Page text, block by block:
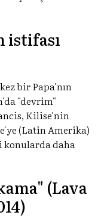
istifası
bir Papa'nın
"devrim"
Kilise'nin
(Latin Amerika)
daha
(Lava